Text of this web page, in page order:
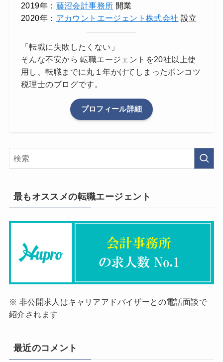
2019年： 藤沼会計事務所 開業
2020年： アカウントエージェント株式会社 設立
「転職に失敗したくない」
そんな不安から 転職エージェントを20社以上使
用し、転職までに丸１年かけてしまったポンコツ
税理士のブログです。
プロフィール詳細
最もオススメの転職エージェント
※ 非公開求人はキャリアアドバイザーとの電話面談で
紹介されます
最近のコメント